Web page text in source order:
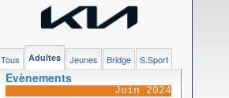
Tous Adultes Jeunes Bridge S.Sport
Evènements
Juin 2024